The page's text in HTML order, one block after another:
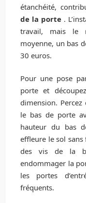
étanchéité,
de la porte .
travail, mais le
moyenne, un bas
30 euros.
Pour une pose
porte et
dimension.
le bas de porte
hauteur du bas
effleure le sol
des vis de la
endommager la
les portes
fréquents.